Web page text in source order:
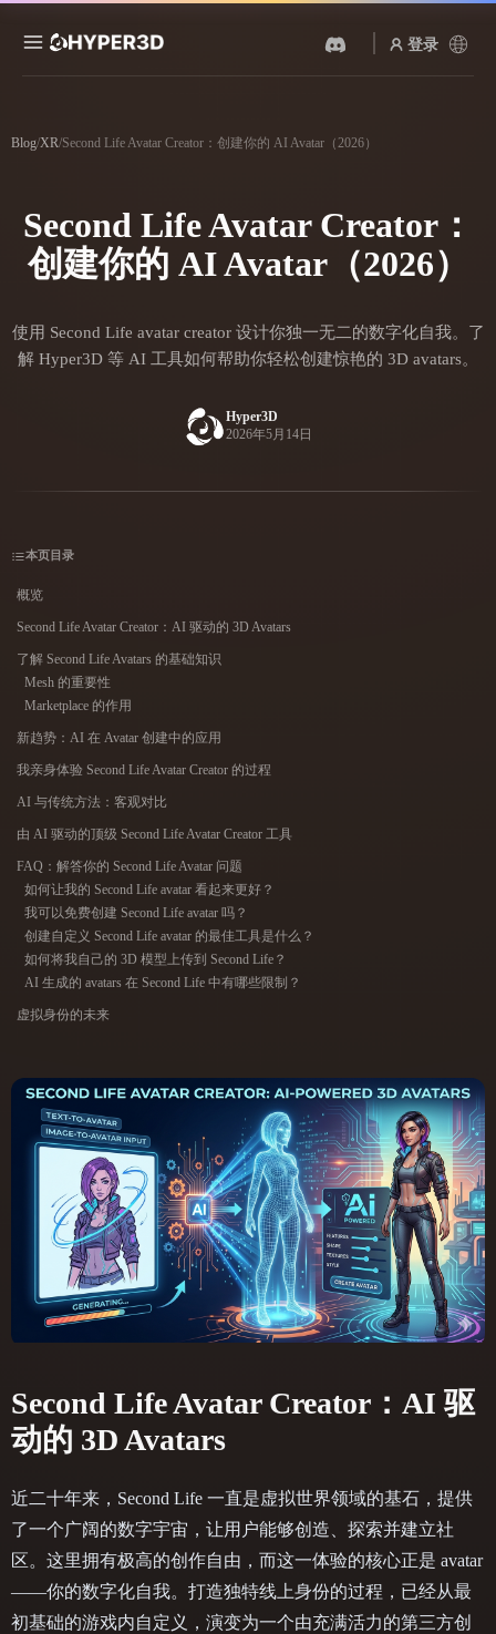
登录
Rodin ChatAvatar
功能
上传一张图片，即刻获得 3D
物体。
从文字提示到 3D 物体 ——
即刻完成。
频。
用一句简单提示生成高质量
视觉内容。
将我们的创意 AI 接入你的应
AI 图像增强器
AI 纹理生成器
定价
资源
社区
研究 博客
Metaverse
Engineering
插件
Blender Unity
Godot Maya
ComfyUI
Abstract Cartoon Cel-Shaded
Fantasy Flat Gothic Hand-Painted
Industrial Isometric Low Poly Medieval
Minimalist Modern Organic Photorealistic
Realistic Retro Stylized
Blog/XR/Second Life Avatar Creator：创建你的 AI Avatar（2026）
Second Life Avatar Creator：
创建你的 AI Avatar（2026）
使用 Second Life avatar creator 设计你独一无二的数字化自我。了
解 Hyper3D 等 AI 工具如何帮助你轻松创建惊艳的 3D avatars。
Hyper3D
2026年5月14日
本页目录
概览
Second Life Avatar Creator：AI 驱动的 3D Avatars
了解 Second Life Avatars 的基础知识
Mesh 的重要性
Marketplace 的作用
新趋势：AI 在 Avatar 创建中的应用
我亲身体验 Second Life Avatar Creator 的过程
AI 与传统方法：客观对比
由 AI 驱动的顶级 Second Life Avatar Creator 工具
FAQ：解答你的 Second Life Avatar 问题
如何让我的 Second Life avatar 看起来更好？
我可以免费创建 Second Life avatar 吗？
创建自定义 Second Life avatar 的最佳工具是什么？
如何将我自己的 3D 模型上传到 Second Life？
AI 生成的 avatars 在 Second Life 中有哪些限制？
虚拟身份的未来
Second Life Avatar Creator：AI 驱
动的 3D Avatars
近二十年来，Second Life 一直是虚拟世界领域的基石，提供
了一个广阔的数字宇宙，让用户能够创造、探索并建立社
区。这里拥有极高的创作自由，而这一体验的核心正是 avatar
——你的数字化自我。打造独特线上身份的过程，已经从最
初基础的游戏内自定义，演变为一个由充满活力的第三方创